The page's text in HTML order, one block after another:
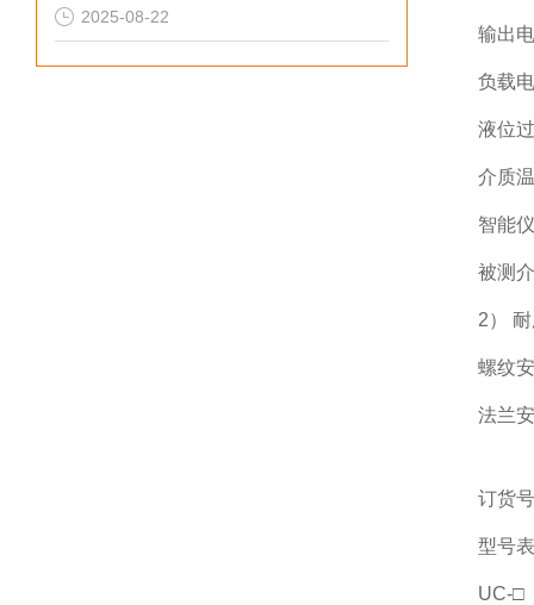
2025-08-22
输出
负载
液位
介质
智能
被测
2）
螺纹
法兰
订货
型号